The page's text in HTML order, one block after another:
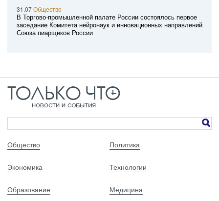
31.07Общество
В Торгово-промышленной палате России состоялось первое
заседание Комитета нейронаук и инновационных направлений
Союза пиарщиков России
Общество Политика
Экономика Технологии
Образование Медицина